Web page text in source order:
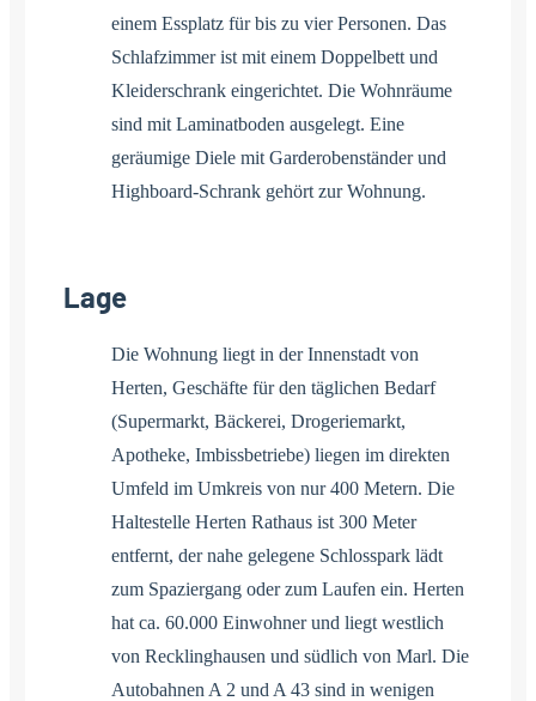
einem Essplatz für bis zu vier Personen. Das
Schlafzimmer ist mit einem Doppelbett und
Kleiderschrank eingerichtet. Die Wohnräume
sind mit Laminatboden ausgelegt. Eine
geräumige Diele mit Garderobenständer und
Highboard-Schrank gehört zur Wohnung.
Lage
Die Wohnung liegt in der Innenstadt von
Herten, Geschäfte für den täglichen Bedarf
(Supermarkt, Bäckerei, Drogeriemarkt,
Apotheke, Imbissbetriebe) liegen im direkten
Umfeld im Umkreis von nur 400 Metern. Die
Haltestelle Herten Rathaus ist 300 Meter
entfernt, der nahe gelegene Schlosspark lädt
zum Spaziergang oder zum Laufen ein. Herten
hat ca. 60.000 Einwohner und liegt westlich
von Recklinghausen und südlich von Marl. Die
Autobahnen A 2 und A 43 sind in wenigen